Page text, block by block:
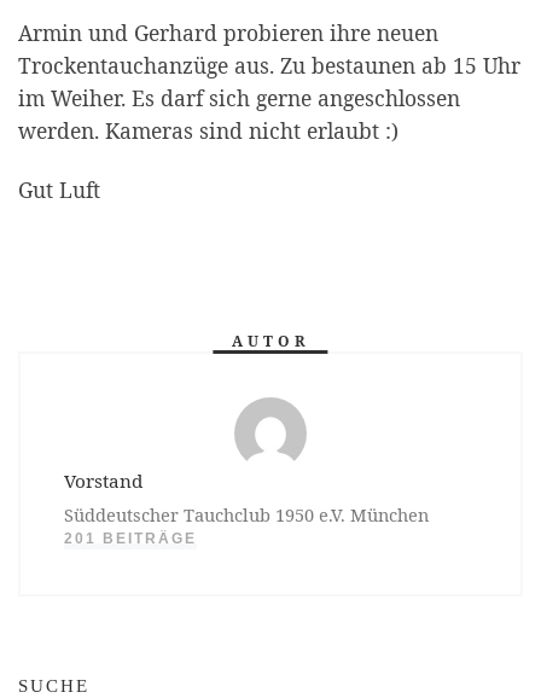
Armin und Gerhard probieren ihre neuen
Trockentauchanzüge aus. Zu bestaunen ab 15 Uhr
im Weiher. Es darf sich gerne angeschlossen
werden. Kameras sind nicht erlaubt :)
Gut Luft
AUTOR
Vorstand
Süddeutscher Tauchclub 1950 e.V. München
201 BEITRÄGE
SUCHE